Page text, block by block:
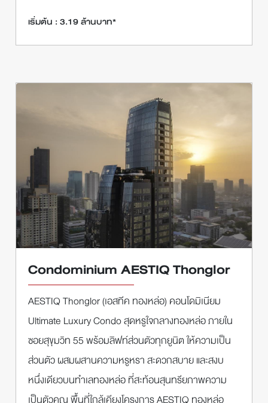
เริ่มต้น : 3.19 ล้านบาท*
Condominium AESTIQ Thonglor
AESTIQ Thonglor (เอสทีค ทองหล่อ) คอนโดมิเนียม
Ultimate Luxury Condo สุดหรูใจกลางทองหล่อ ภายใน
ซอยสุขุมวิท 55 พร้อมลิฟท์ส่วนตัวทุกยูนิต ให้ความเป็น
ส่วนตัว ผสมผสานความหรูหรา สะดวกสบาย และสงบ
หนึ่งเดียวบนทำเลทองหล่อ ที่สะท้อนสุนทรียภาพความ
เป็นตัวคุณ พื้นที่ใกล้เคียงโครงการ AESTIQ ทองหล่อ